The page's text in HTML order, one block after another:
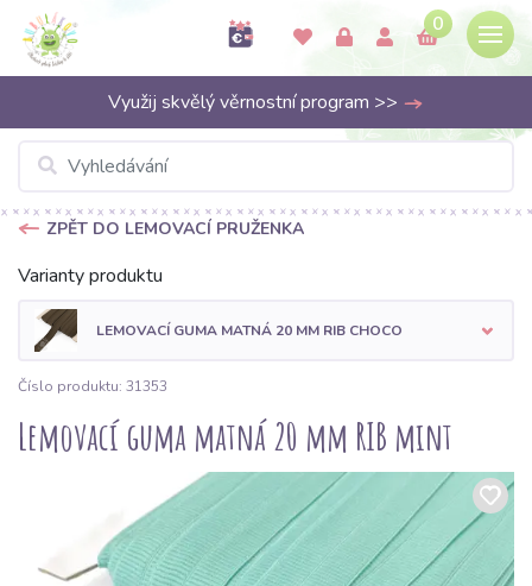
0
Využij skvělý věrnostní program >>
ZPĚT DO LEMOVACÍ PRUŽENKA
Varianty produktu
LEMOVACÍ GUMA MATNÁ 20 MM RIB CHOCO
Číslo produktu: 31353
Lemovací guma matná 20 mm RIB mint